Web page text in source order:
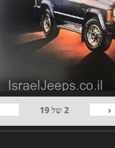
‹
2של19